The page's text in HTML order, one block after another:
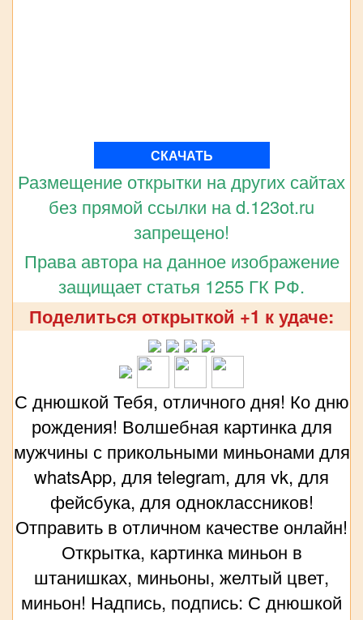
СКАЧАТЬ
Размещение открытки на других сайтах
без прямой ссылки на d.123ot.ru
запрещено!
Права автора на данное изображение
защищает статья 1255 ГК РФ.
Поделиться открыткой +1 к удаче:
С днюшкой Тебя, отличного дня! Ко дню
рождения! Волшебная картинка для
мужчины с прикольными миньонами для
whatsApp, для telegram, для vk, для
фейсбука, для одноклассников!
Отправить в отличном качестве онлайн!
Открытка, картинка миньон в
штанишках, миньоны, желтый цвет,
миньон! Надпись, подпись: С днюшкой